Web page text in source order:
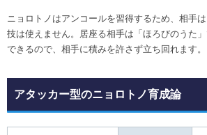
ニョロトノはアンコールを習得するため、相手
技は使えません。居座る相手は「ほろびのうた
できるので、相手に積みを許さず立ち回れます。
アタッカー型のニョロトノ育成論